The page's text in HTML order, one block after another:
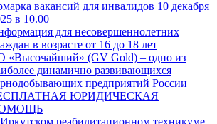
вакансий для инвалидов 10 декабря
в 10.00
для несовершеннолетних
в возрасте от 16 до 18 лет
«Высочайший» (GV Gold) – одно из
динамично развивающихся
предприятий России
ЮРИДИЧЕСКАЯ
реабилитационном техникуме